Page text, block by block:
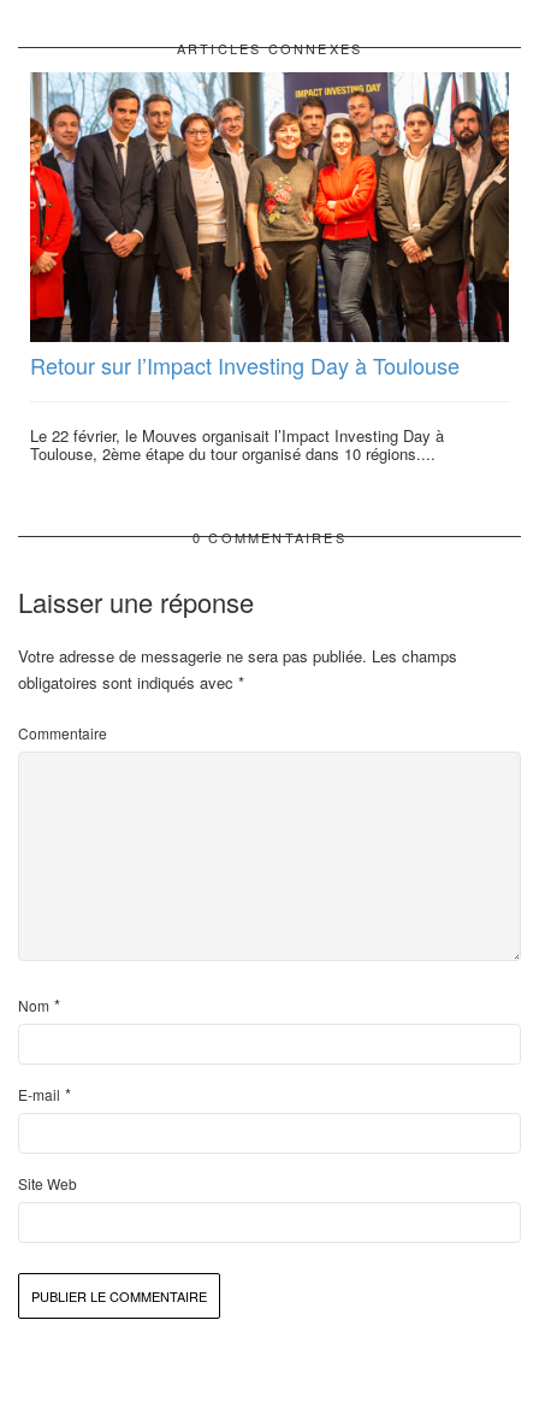
ARTICLES CONNEXES
Retour sur l’Impact Investing Day à Toulouse
Le 22 février, le Mouves organisait l’Impact Investing Day à
Toulouse, 2ème étape du tour organisé dans 10 régions....
0 COMMENTAIRES
Laisser une réponse
Votre adresse de messagerie ne sera pas publiée. Les champs
obligatoires sont indiqués avec *
Commentaire
Nom *
E-mail *
Site Web